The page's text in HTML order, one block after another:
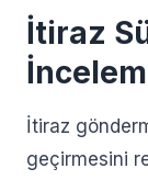
İtiraz
İtiraz
geçirmesini